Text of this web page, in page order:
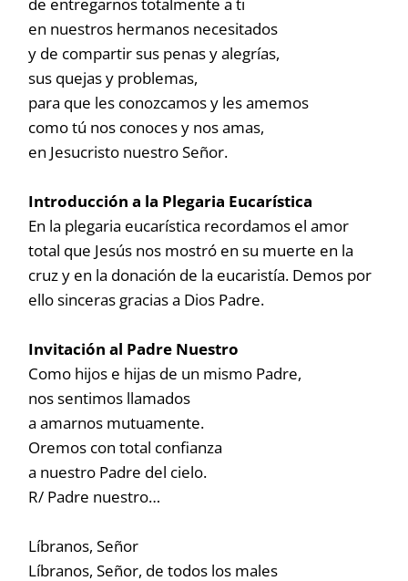
en nuestros hermanos necesitados
y de compartir sus penas y alegrías,
sus quejas y problemas,
para que les conozcamos y les amemos
como tú nos conoces y nos amas,
en Jesucristo nuestro Señor.
Introducción a la Plegaria Eucarística
En la plegaria eucarística recordamos el amor
total que Jesús nos mostró en su muerte en la
cruz y en la donación de la eucaristía. Demos por
ello sinceras gracias a Dios Padre.
Invitación al Padre Nuestro
Como hijos e hijas de un mismo Padre,
nos sentimos llamados
a amarnos mutuamente.
Oremos con total confianza
a nuestro Padre del cielo.
R/ Padre nuestro…
Líbranos, Señor
Líbranos, Señor, de todos los males